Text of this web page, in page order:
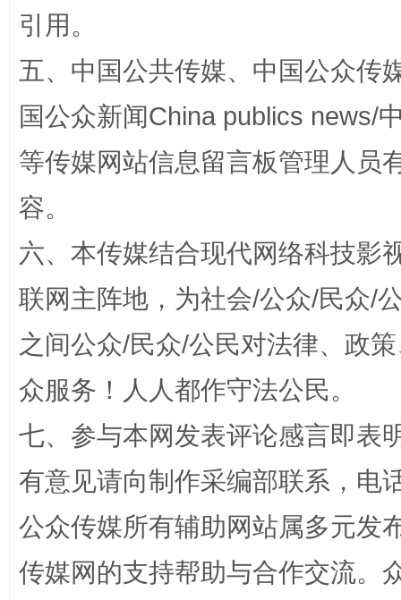
招工难、用工荒背后
网上购药对药下症？
引用。
五、中国公共传媒、中国公众传
国公众新闻China publics news/
等传媒网站信息留言板管理人员
容。
六、本传媒结合现代网络科技影
联网主阵地，为社会/公众/民众/
之间公众/民众/公民对法律、政
众服务！人人都作守法公民。
七、参与本网发表评论感言即表
有意见请向制作采编部联系，电
公众传媒所有辅助网站属多元发
传媒网的支持帮助与合作交流。